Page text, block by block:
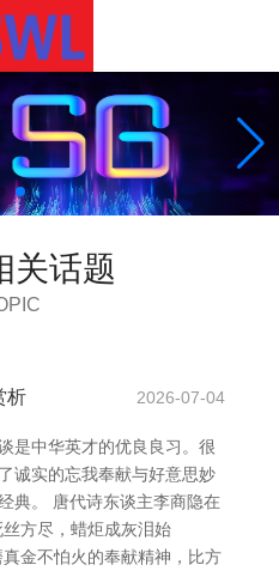
关话题
析 2026-07-04
是中华英才的优良良习。很
诚实的忘我奉献与好意思妙
典。 唐代诗东谈主李商隐在
丝方尽，蜡炬成灰泪始
金不怕火的奉献精神，比方